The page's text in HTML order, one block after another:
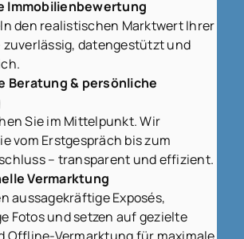
Immobilienbewertung
den realistischen Marktwert Ihrer
zuverlässig, datengestützt und
Beratung & persönliche
Sie im Mittelpunkt. Wir
vom Erstgespräch bis zum
– transparent und effizient.
Vermarktung
aussagekräftige Exposés,
Fotos und setzen auf gezielte